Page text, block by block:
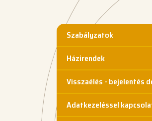
Szabályzatok
Házirendek
Visszaélés - bejelentés
Adatkezeléssel